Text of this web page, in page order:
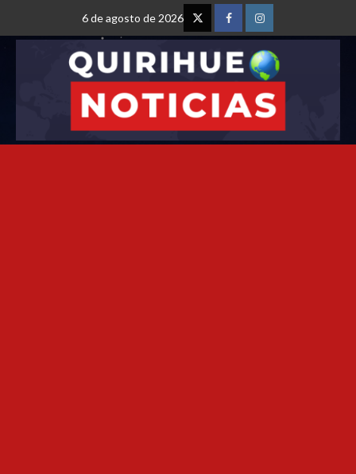
6 de agosto de 2026